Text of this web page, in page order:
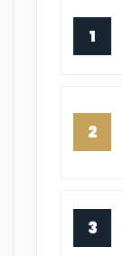
1
2
3